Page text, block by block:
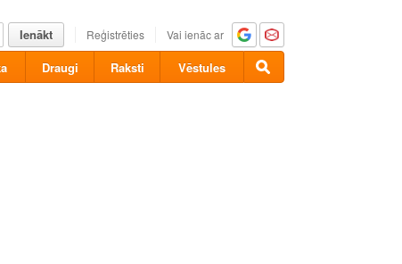
Ienākt Reģistrēties Vai ienāc ar
Draugi Raksti Vēstules